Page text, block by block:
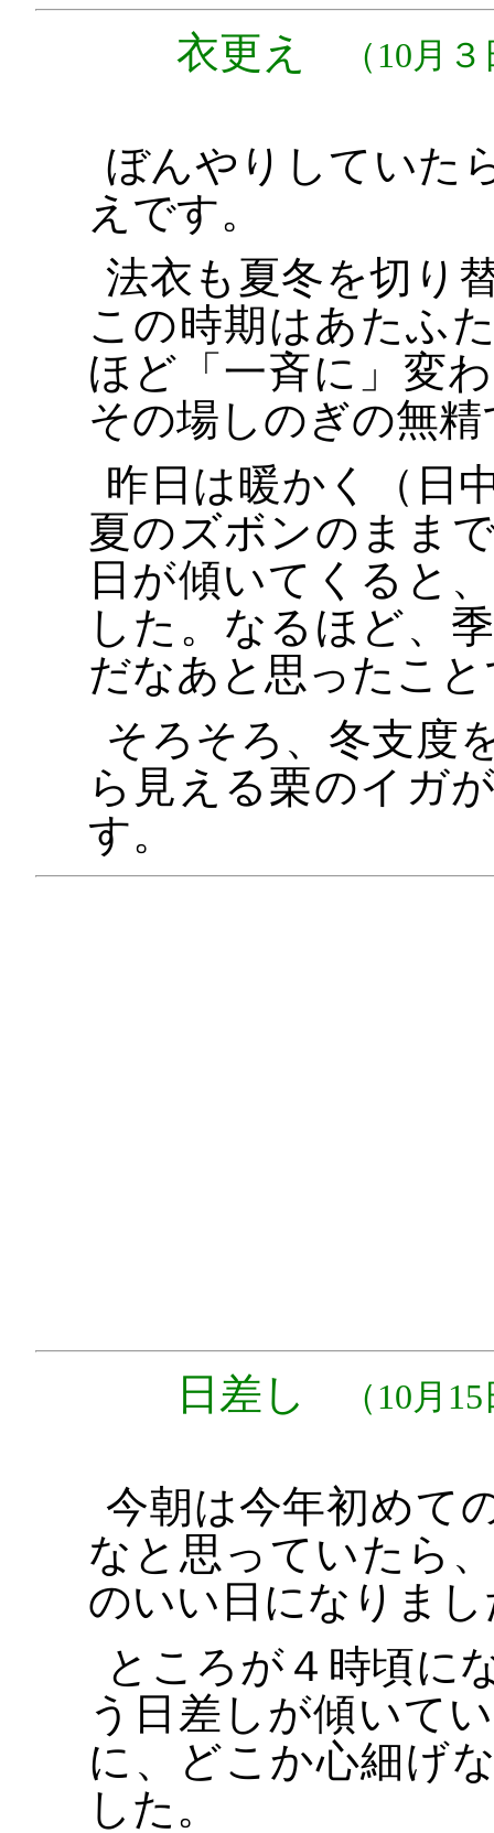
衣更え （10月３
ぼんやりしていた
えです。
法衣も夏冬を切り
この時期はあたふ
ほど「一斉に」変
その場しのぎの無
昨日は暖かく（日
夏のズボンのまま
日が傾いてくると
した。なるほど、
だなあと思ったこ
そろそろ、冬支度
ら見える栗のイガ
す。
日差し （10月15
今朝は今年初めて
なと思っていたら
のいい日になりま
ところが４時頃に
う日差しが傾いて
に、どこか心細げ
した。